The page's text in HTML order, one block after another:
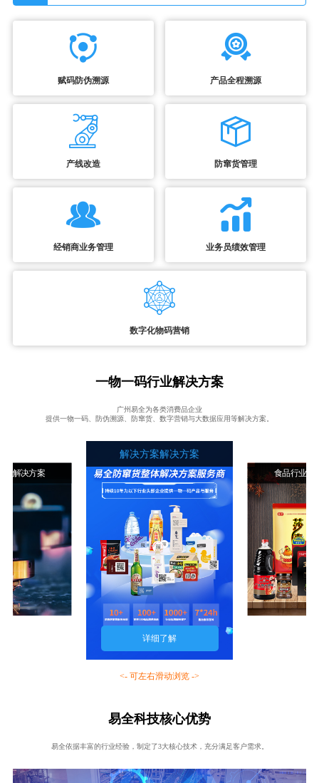
赋码防伪溯源 产品全程溯源
产线改造 防窜货管理
经销商业务管理 业务员绩效管理
数字化物码营销
一物一码行业解决方案
广州易全为各类消费品企业
提供一物一码、防伪溯源、防窜货、数字营销与大数据应用等解决方案。
业解决方案
解决方案解决方案
详细了解
食品行业解
<- 可左右滑动浏览 ->
易全科技核心优势
易全依据丰富的行业经验，制定了3大核心技术，充分满足客户需求。